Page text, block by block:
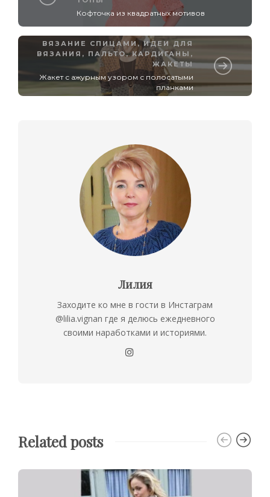
Кофточка из квадратных мотивов
ВЯЗАНИЕ СПИЦАМИ,ИДЕИ ДЛЯ
ВЯЗАНИЯ , ПАЛЬТО, КАРДИГАНЫ,
ЖАКЕТЫ
Жакет с ажурным узором с полосатыми
планками
Лилия
Заходите ко мне в гости в Инстаграм
@lilia.vignan где я делюсь ежедневного
своими наработками и историями.
Related posts